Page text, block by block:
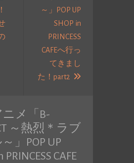
～」POP UP
SHOP in
PRINCESS
CAFEへ行っ
てきまし
た！part2
次
ニメ「B-
～熱烈＊ラブ
」POP UP
PRINCESS CAFE